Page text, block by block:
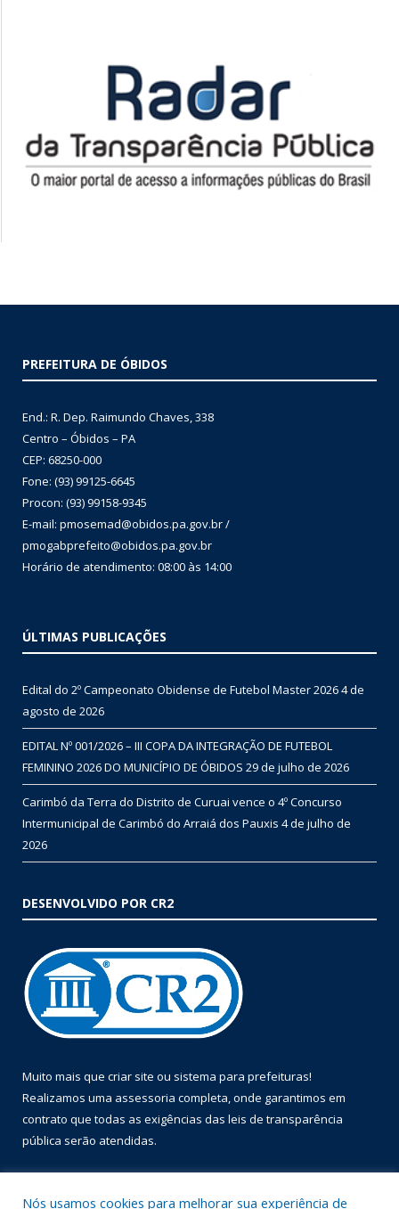
PREFEITURA DE ÓBIDOS
End.: R. Dep. Raimundo Chaves, 338
Centro – Óbidos – PA
CEP: 68250-000
Fone: (93) 99125-6645
Procon: (93) 99158-9345
E-mail: pmosemad@obidos.pa.gov.br /
pmogabprefeito@obidos.pa.gov.br
Horário de atendimento: 08:00 às 14:00
ÚLTIMAS PUBLICAÇÕES
Edital do 2º Campeonato Obidense de Futebol Master 20264 de
agosto de 2026
EDITAL Nº 001/2026 – III COPA DA INTEGRAÇÃO DE FUTEBOL
FEMININO 2026 DO MUNICÍPIO DE ÓBIDOS 29 de julho de 2026
Carimbó da Terra do Distrito de Curuai vence o 4º Concurso
Intermunicipal de Carimbó do Arraiá dos Pauxis 4 de julho de
2026
DESENVOLVIDO POR CR2
Muito mais que criar site ou sistema para prefeituras!
Realizamos uma assessoria completa, onde garantimos em
contrato que todas as exigências das leis de transparência
pública serão atendidas.
Nós usamos cookies para melhorar sua experiência de